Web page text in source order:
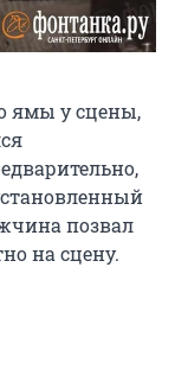
ямы у сцены,
позвал
на сцену.